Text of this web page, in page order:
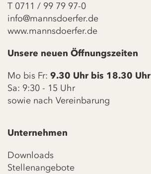
T 0711 / 99 79 97-0
info@mannsdoerfer.de
www.mannsdoerfer.de
Unsere neuen Öffnungszeiten
Mo bis Fr: 9.30 Uhr bis 18.30 Uhr
Sa: 9:30 - 15 Uhr
sowie nach Vereinbarung
Unternehmen
Downloads
Stellenangebote